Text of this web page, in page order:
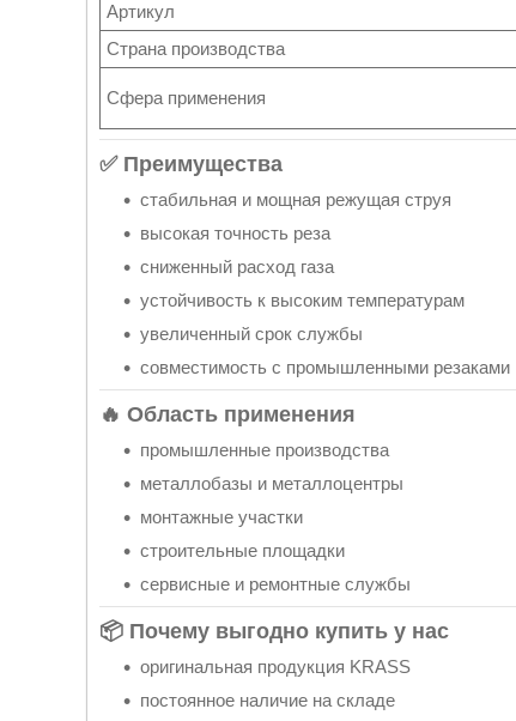
Артикул
Страна производства
Сфера применения
✅ Преимущества
стабильная и мощная режущая струя
высокая точность реза
сниженный расход газа
устойчивость к высоким температурам
увеличенный срок службы
совместимость с промышленными резаками
🔥 Область применения
промышленные производства
металлобазы и металлоцентры
монтажные участки
строительные площадки
сервисные и ремонтные службы
📦 Почему выгодно купить у нас
оригинальная продукция KRASS
постоянное наличие на складе